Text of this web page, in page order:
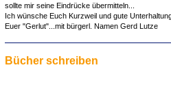
sollte mir seine Eindrücke übermitteln...
Ich wünsche Euch Kurzweil und gute
Euer "Gerlut"...mit bürgerl. Namen Gerd Lutze
Bücher schreiben